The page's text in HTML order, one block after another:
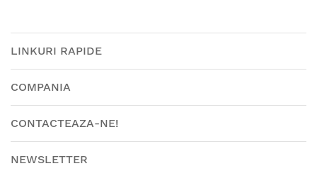
LINKURI RAPIDE
COMPANIA
CONTACTEAZA-NE!
NEWSLETTER